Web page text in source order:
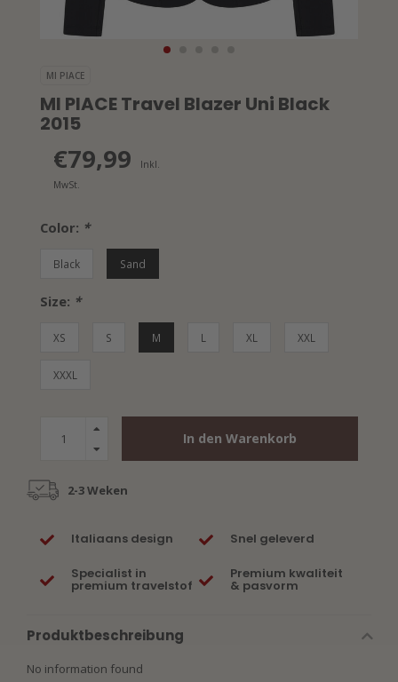
MI PIACE
MI PIACE Travel Blazer Uni Black
2015
€79,99
Inkl.
MwSt.
Color: *
Black Sand
Size: *
XS S M L XL XXL
XXXL
In den Warenkorb
2-3 Weken
Italiaans design Snel geleverd
Specialist in
premium travelstof
Premium kwaliteit
& pasvorm
Produktbeschreibung
No information found